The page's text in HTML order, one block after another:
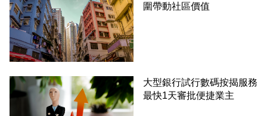
圍帶動社區價值
大型銀行試行數碼按揭服務
最快1天審批便捷業主